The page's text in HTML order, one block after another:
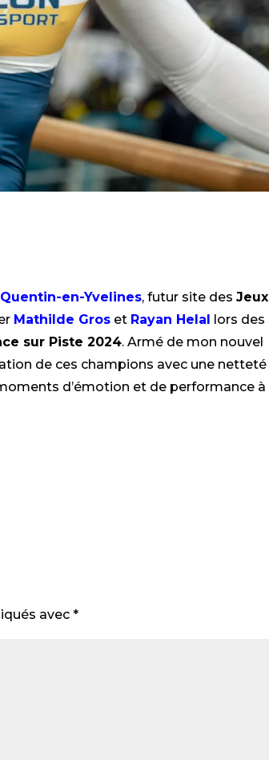
en-Yvelines, futur site des Jeux
Mathilde Groset Rayan Helal
lors des
sur Piste 2024. Armé de mon nouvel
de ces champions avec une netteté
d’émotion et de performance à
avec*